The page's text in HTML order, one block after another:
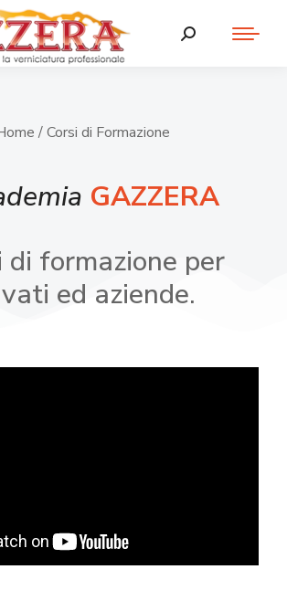
/ Corsi di Formazione
GAZZERA
di formazione per
ed aziende.